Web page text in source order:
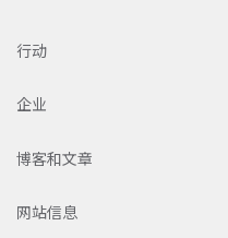
行动
企业
博客和文章
网站信息